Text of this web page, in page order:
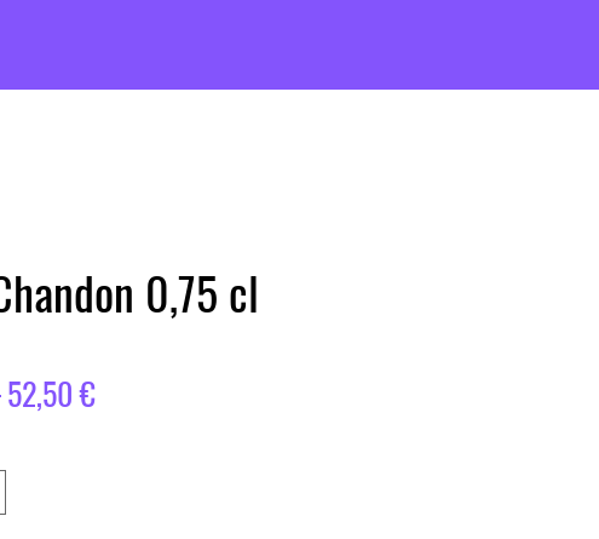
0,75 cl
Prezzo
52,50 €Prezzo